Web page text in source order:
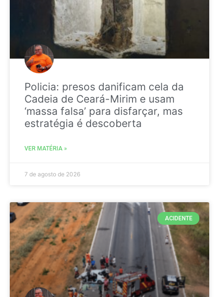
Policia: presos danificam cela da
Cadeia de Ceará-Mirim e usam
‘massa falsa’ para disfarçar, mas
estratégia é descoberta
VER MATÉRIA »
7 de agosto de 2026
ACIDENTE